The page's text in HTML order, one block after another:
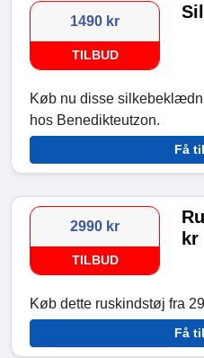
1490 kr
TILBUD
Køb nu disse
hos Benedikteutzon.
Få
2990 kr
TILBUD
kr
Køb dette ruskindstøj fra
Få